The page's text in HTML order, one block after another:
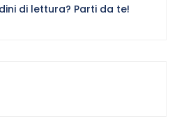
di lettura? Parti da te!